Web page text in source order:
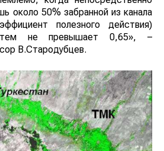
около 50% забранной из канала
полезного действия)
не превышает 0,65», –
В.Стародубцев.